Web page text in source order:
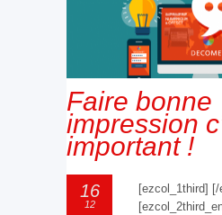
Faire bonne
impression
important !
16
12
[ezcol_1third] [/